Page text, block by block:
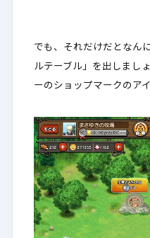
でも、それだけだとなん
ルテーブル」を出しまし
ーのショップマークのア